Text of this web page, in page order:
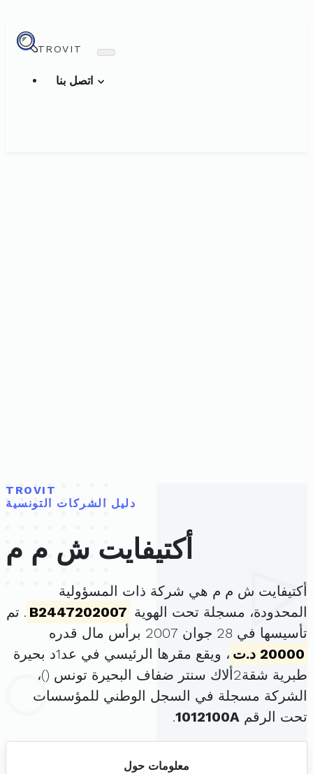
TROVIT
TROVIT
دليل الشركات التونسية
أكتيفايت ش م م
أكتيفايت ش م م هي شركة ذات المسؤولية
المحدودة، مسجلة تحت الهوية B2447202007 . تم
تأسيسها في 28 جوان 2007 برأس مال قدره
20000 د.ت
، ويقع مقرها الرئيسي في عد1د بحيرة
طبرية شقة2ألاك سنتر ضفاف البحيرة تونس (
)،
الشركة مسجلة في السجل الوطني للمؤسسات
تحت الرقم 1012100A
.
معلومات حول